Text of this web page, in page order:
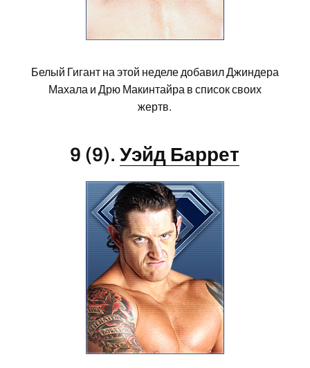
Белый Гигант на этой неделе добавил Джиндера
Махала и Дрю Макинтайра в список своих
жертв.
9 (9).Уэйд Баррет